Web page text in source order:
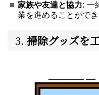
家族や友達と協力: 一
業を進めることができ
3. 掃除グッズを